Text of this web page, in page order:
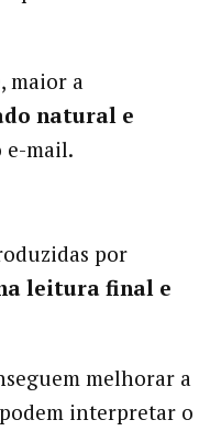
maior a
natural e
mail.
por
leitura final e
melhorar a
interpretar o